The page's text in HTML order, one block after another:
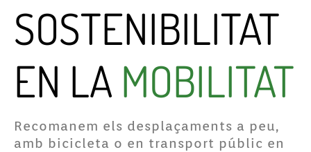
SOSTENIBILITAT
EN LA MOBILITAT
Recomanem els desplaçaments a peu,
amb bicicleta o en transport públic en